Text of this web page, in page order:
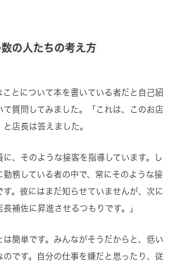
の人たちの考え方
とについて本を書いている者だと自己紹
質問してみました。「これは、このお店
店長は答えました。
に、そのような接客を指導しています。し
務している者の中で、常にそのような接
。彼にはまだ知らせていませんが、次に
補佐に昇進させるつもりです。」
簡単です。みんながそうだからと、低い
です。自分の仕事を嫌だと思ったり、従